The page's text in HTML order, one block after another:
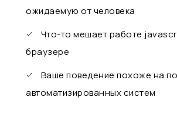
ожидаемую от человека
Что-то мешает работе
браузере
Ваше поведение похоже на
автоматизированных систем